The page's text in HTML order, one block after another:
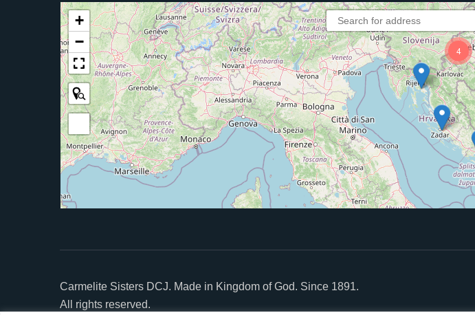
4
+
−
Carmelite Sisters DCJ. Made in Kingdom of God. Since 1891.
All rights reserved.